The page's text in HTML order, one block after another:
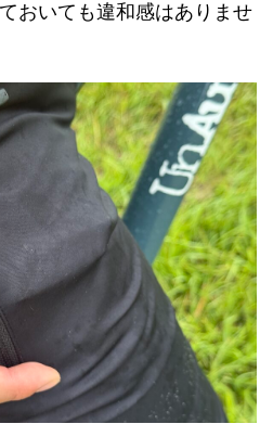
おいても違和感はありませ